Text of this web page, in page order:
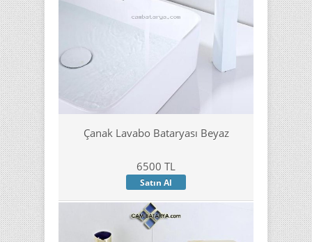
Çanak Lavabo Bataryası Beyaz
6500 TL
Satın Al